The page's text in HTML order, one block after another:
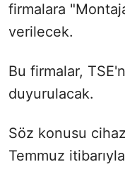
firmalara
verilecek.
Bu firmalar,
duyurulacak.
Söz konusu
Temmuz